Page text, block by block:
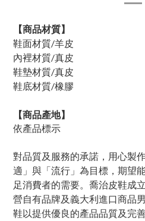
【商品材質】
鞋面材質/羊皮
內裡材質/真皮
鞋墊材質/真皮
鞋底材質/橡膠
【商品產地】
依產品標示
對品質及服務的承諾，用心製
適」與「流行」為目標，期望
足消費者的需要。喬治皮鞋成
營自有品牌及義大利進口商品
鞋以提供優良的產品品質及完